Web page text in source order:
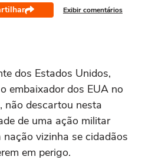
Exibir comentários
dos Estados Unidos,
embaixador dos EUA no
não descartou nesta
de uma ação militar
vizinha se cidadãos
em perigo.